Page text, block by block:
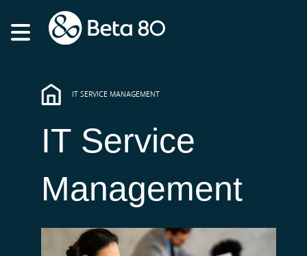
IT SERVICE MANAGEMENT
IT Service
Management